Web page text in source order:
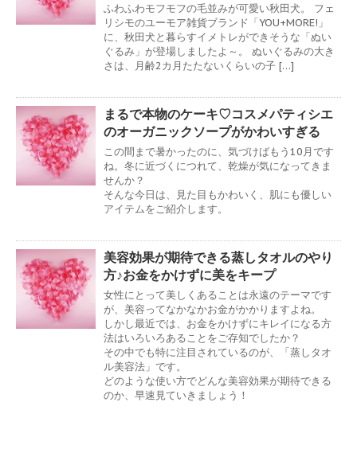
ふわふわモフモフの毛並みが可愛い秋田犬。 フェ
リシモのユーモア雑貨ブランド「YOU+MORE!」
に、秋田犬と暮らすイメトレができそうな「ぬい
ぐるみ」が登場しましたよ～。 ぬいぐるみの大き
さは、月齢2カ月たたないくらいの子 […]
まるで本物のケーキ♡コスメパティシエ
のオーガニックソープがかわいすぎる
この間まで暑かったのに、気づけばもう10月です
ね。冬に近づくにつれて、乾燥が気になってきま
せんか？
そんな今日は、見た目もかわいく、肌にも優しい
アイテムをご紹介します。
美容効果が期待できる蒸しタオルのやり
方♪お金をかけずに美をキープ
女性にとって美しくあることは永遠のテーマです
が、美容ってなかなかお金がかかりますよね。
しかし最近では、お金をかけずにキレイになる方
法はいろいろあることをご存知でしたか？
その中でも特に注目されているのが、「蒸しタオ
ル美容法」です。
どのような使い方でどんな美容効果が期待できる
のか、早速見ていきましょう！